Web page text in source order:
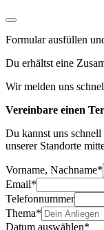
Formular ausfüllen
Du erhältst eine
Wir melden uns
Vereinbare einen
Du kannst uns
unserer Standorte
Vorname, Nachname*
Email*
Telefonnummer
Thema*
Datum auswählen*